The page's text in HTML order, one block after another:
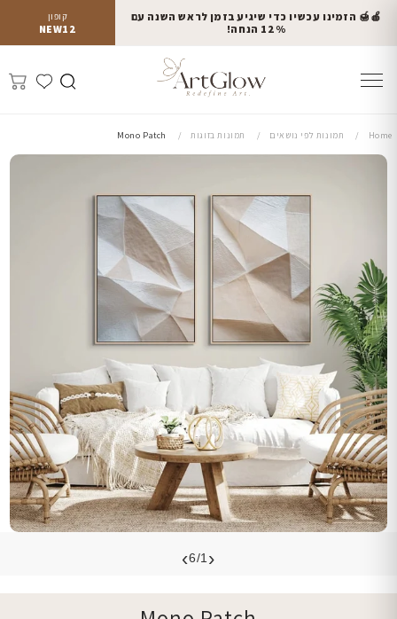
קופון
NEW12
🍎🍯 הזמינו עכשיו כדי שיגיע בזמן לראש השנה עם
12% הנחה!
Home תמונות לפי נושאים תמונות בזוגות Mono Patch
‹
6/1
›